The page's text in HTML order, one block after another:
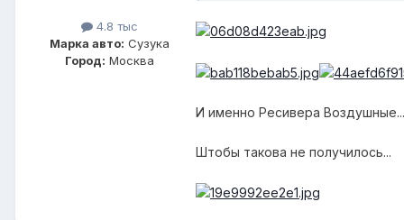
4.8 тыс
Марка авто: Сузука
Город: Москва
И именно Ресивера
Штобы такова не получилось...